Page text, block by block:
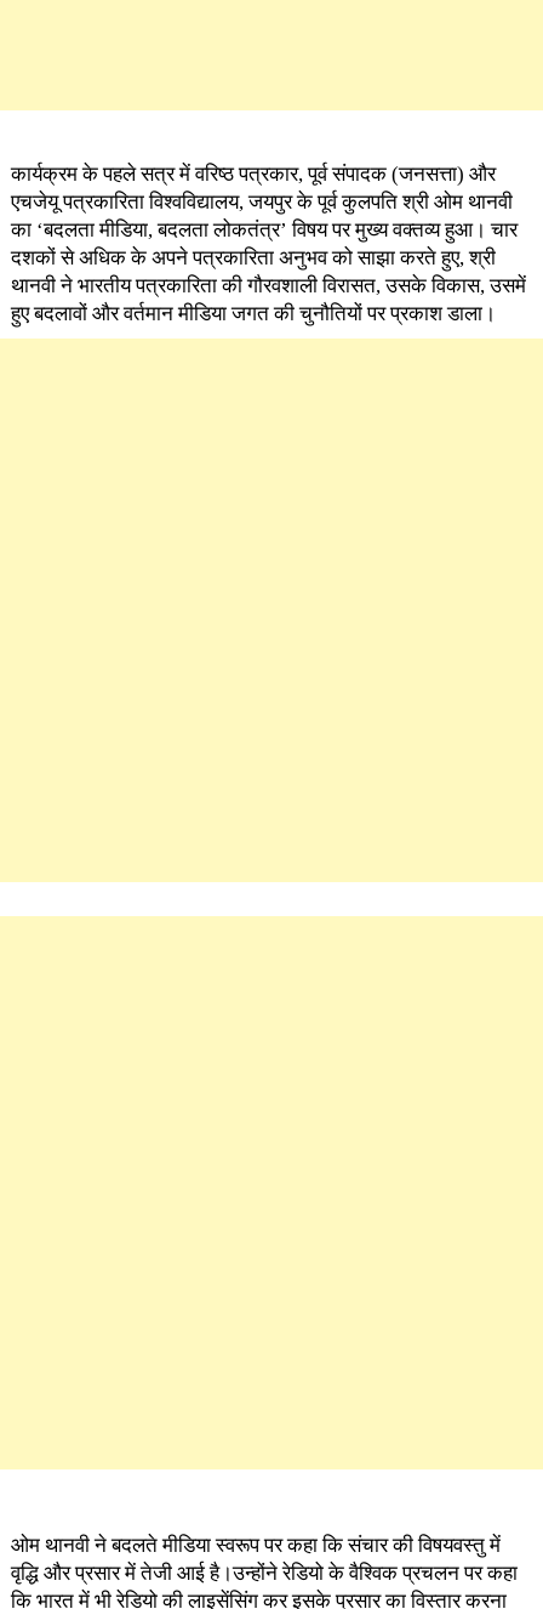
कार्यक्रम के पहले सत्र में वरिष्ठ पत्रकार, पूर्व संपादक (जनसत्ता) और
एचजेयू पत्रकारिता विश्वविद्यालय, जयपुर के पूर्व कुलपति श्री ओम थानवी
का ‘बदलता मीडिया, बदलता लोकतंत्र’ विषय पर मुख्य वक्तव्य हुआ। चार
दशकों से अधिक के अपने पत्रकारिता अनुभव को साझा करते हुए, श्री
थानवी ने भारतीय पत्रकारिता की गौरवशाली विरासत, उसके विकास, उसमें
हुए बदलावों और वर्तमान मीडिया जगत की चुनौतियों पर प्रकाश डाला।
ओम थानवी ने बदलते मीडिया स्वरूप पर कहा कि संचार की विषयवस्तु में
वृद्धि और प्रसार में तेजी आई है।उन्होंने रेडियो के वैश्विक प्रचलन पर कहा
कि भारत में भी रेडियो की लाइसेंसिंग कर इसके प्रसार का विस्तार करना